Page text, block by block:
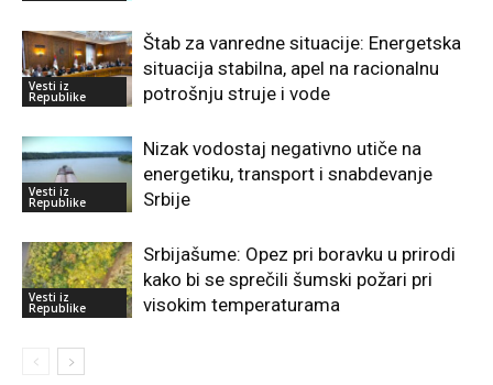
Vesti iz
Republike
Štab za vanredne situacije: Energetska
situacija stabilna, apel na racionalnu
potrošnju struje i vode
Vesti iz
Republike
Nizak vodostaj negativno utiče na
energetiku, transport i snabdevanje
Srbije
Vesti iz
Republike
Srbijašume: Opez pri boravku u prirodi
kako bi se sprečili šumski požari pri
visokim temperaturama